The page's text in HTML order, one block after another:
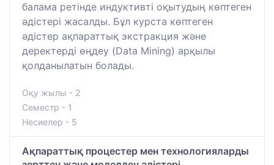
балама ретінде индуктивті оқытудың көптеген
әдістері жасалды. Бұл курста көптеген
әдістер ақпараттық экстракция және
деректерді өңдеу (Data Mining) арқылы
қолданылатын болады.
Оқу жылы - 2
Семестр - 1
Несиелер - 5
Ақпараттық процестер мен технологияларды